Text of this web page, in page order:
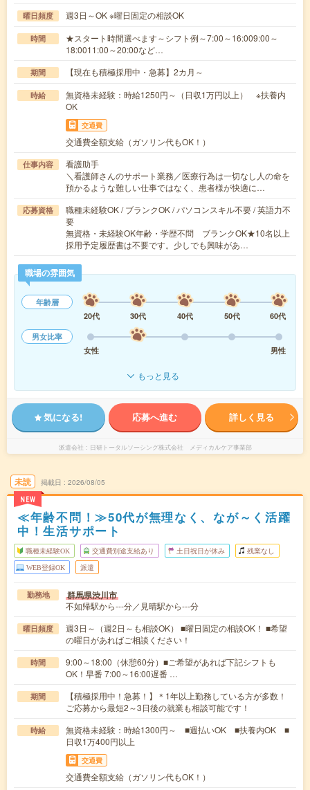
曜日頻度 週3日～OK ※曜日固定の相談OK
時間
★スタート時間選べます～シフト例～7:00～16:009:00～
18:0011:00～20:00など…
期間 【現在も積極採用中・急募】2カ月～
時給
無資格未経験：時給1250円～（日収1万円以上） ※扶養内
OK
交通費
交通費全額支給（ガソリン代もOK！）
仕事内容
看護助手
＼看護師さんのサポート業務／医療行為は一切なし人の命を
預かるような難しい仕事ではなく、患者様が快適に…
応募資格
職種未経験OK / ブランクOK / パソコンスキル不要 / 英語力不
要
無資格・未経験OK年齢・学歴不問 ブランクOK★10名以上
採用予定履歴書は不要です。少しでも興味があ…
職場の雰囲気
年齢層
20代
30代 40代 50代
60代
男女比率
女性
男性
もっと見る
気になる! 応募へ進む 詳しく見る
派遣会社 日研トータルソーシング株式会社 メディカルケア事業部
未読
NEW
掲載日 2026/08/05
≪年齢不問！≫50代が無理なく、なが～く活躍
中！生活サポート
職種未経験OK 交通費別途支給あり 土日祝日が休み 残業なし
WEB登録OK 派遣
勤務地 群馬県渋川市
不如帰駅から---分／見晴駅から---分
曜日頻度
週3日～（週2日～も相談OK） ■曜日固定の相談OK！ ■希望
の曜日があればご相談ください！
時間
9:00～18:00（休憩60分）■ご希望があれば下記シフトも
OK！早番 7:00～16:00遅番 …
期間
【積極採用中！急募！】＊1年以上勤務している方が多数！
ご応募から最短2～3日後の就業も相談可能です！
時給
無資格未経験：時給1300円～ ■週払いOK ■扶養内OK ■
日収1万400円以上
交通費
交通費全額支給（ガソリン代もOK！）